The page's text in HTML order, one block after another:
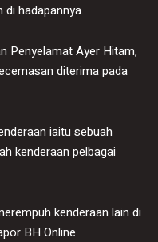
hadapannya.
Penyelamat Ayer Hitam,
diterima pada
iaitu sebuah
kenderaan pelbagai
kenderaan lain di
BH Online.